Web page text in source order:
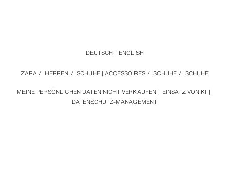
MEINE PERSÖNLICHEN DATEN NICHT VERKAUFEN
EINSATZ VON KI
DATENSCHUTZ-MANAGEMENT
ZARA / HERREN / SCHUHE | ACCESSOIRES / SCHUHE / SCHUHE
DEUTSCH ENGLISH